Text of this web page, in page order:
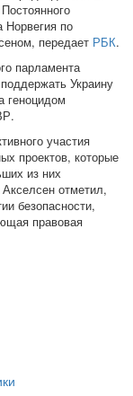
Норвегия по
передает РБК.
парламента
Украину
геноцидом
участия
проектов, которые
из них
отметил,
безопасности,
правовая